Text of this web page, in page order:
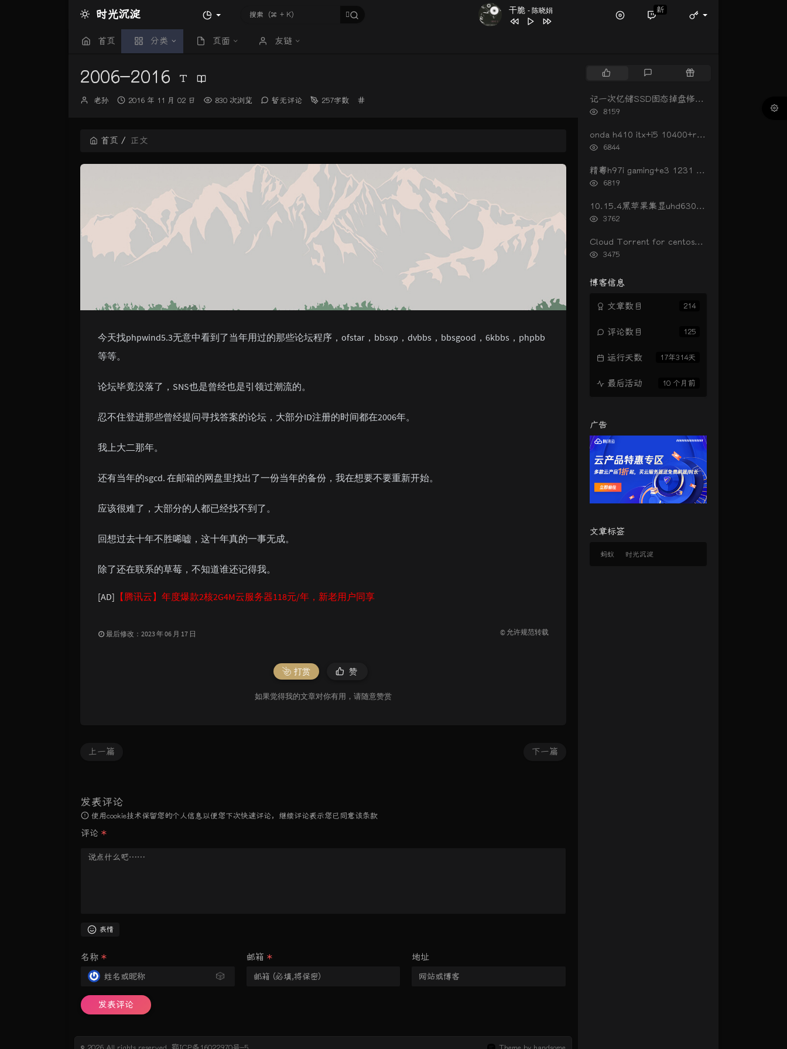
时光沉淀 干脆 - 陈晓娟
陈晓娟 / 林隆璇
朴树
裁缝铺
二手玫瑰
新
首页 分类 页面 友链
2006-2016
博
老孙
发
2016 年 11 月 02 日 830 次浏览 暂无评论 257字数
首页 正文
今天找phpwind5.3无意中看到了当年用过的那些论坛程序，ofstar，bbsxp，dvbbs，bbsgood，6kbbs，phpbb
等等。
论坛毕竟没落了，SNS也是曾经也是引领过潮流的。
忍不住登进那些曾经提问寻找答案的论坛，大部分ID注册的时间都在2006年。
我上大二那年。
还有当年的sgcd. 在邮箱的网盘里找出了一份当年的备份，我在想要不要重新开始。
应该很难了，大部分的人都已经找不到了。
回想过去十年不胜唏嘘，这十年真的一事无成。
除了还在联系的草莓，不知道谁还记得我。
[AD] 【腾讯云】年度爆款2核2G4M云服务器118元/年，新老用户同享
最后修改：2023 年 06 月 17 日 © 允许规范转载
打赏 赞
如果觉得我的文章对你有用，请随意赞赏
下一篇
上一篇
发表评论
使用cookie技术保留您的个人信息以便您下次快速评论，继续评论表示您已同意该条款
评论 *
表情
名称 *
🎲
邮箱 * 地址
发表评论
文
章
评
随
文记一次亿储SSD固态掉盘修复（重新开卡）
浏
次
8159
onda h410 itx+i5 10400+rx560黑苹果oc0.6.3引导
浏
次
数:
6844
精粤h97i gaming+e3 1231 v3+rx560黑苹果引导
浏
次
6819
10.15.4黑苹果集显uhd630睡眠唤不醒开机进入图形界面黑屏的解决办法
浏
3762
Cloud Torrent for centos一键安装
浏
数:
3475
博客信息
214
文章数目
125
评论数目
17年314天
运行天数
10 个月前
最后活动
广告
文章标签
蚂蚁 时光沉淀